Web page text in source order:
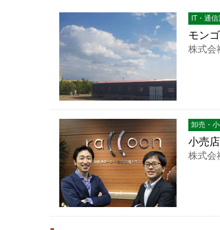
IT・通信
モン
株式会
卸売・
小売
株式会